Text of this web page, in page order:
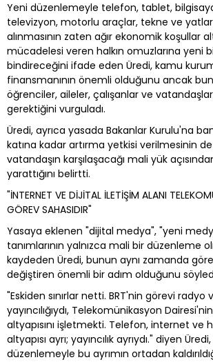
Yeni düzenlemeyle telefon, tablet,
televizyon, motorlu araçlar, tekne ve
alınmasının zaten ağır ekonomik koşullar
mücadelesi veren halkın omuzlarına yeni
bindireceğini ifade eden Üredi, kamu
finansmanının önemli olduğunu ancak
öğrenciler, aileler, çalışanlar ve
gerektiğini vurguladı.
Üredi, ayrıca yasada Bakanlar Kurulu'na
katına kadar artırma yetkisi verilmesinin
vatandaşın karşılaşacağı mali yük
yarattığını belirtti.
"İNTERNET VE DİJİTAL İLETİŞİM ALANI
GÖREV SAHASIDIR"
Yasaya eklenen "dijital medya", "yeni
tanımlarının yalnızca mali bir düzenleme
kaydeden Üredi, bunun aynı zamanda
değiştiren önemli bir adım olduğunu
"Eskiden sınırlar netti. BRT'nin görevi radyo
yayıncılığıydı, Telekomünikasyon
altyapısını işletmekti. Telefon, internet ve
altyapısı ayrı; yayıncılık ayrıydı." diyen
düzenlemeyle bu ayrımın ortadan